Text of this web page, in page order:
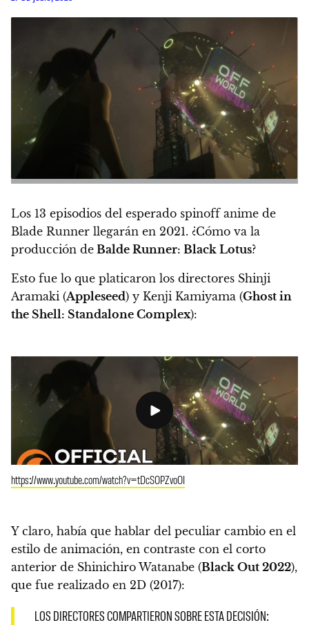
Los 13 episodios del esperado spinoff anime de
Blade Runner llegarán en 2021. ¿Cómo va la
producción de Balde Runner: Black Lotus?
Esto fue lo que platicaron los directores Shinji
Aramaki (Appleseed) y Kenji Kamiyama (Ghost in
the Shell: Standalone Complex):
https://www.youtube.com/watch?v=tDcSOPZvoOI
Y claro, había que hablar del peculiar cambio en el
estilo de animación, en contraste con el corto
anterior de Shinichiro Watanabe (Black Out 2022),
que fue realizado en 2D (2017):
LOS DIRECTORES COMPARTIERON SOBRE ESTA DECISIÓN: